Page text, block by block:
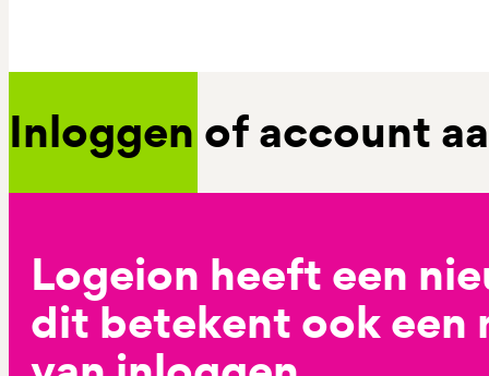
Inloggen of account
Logeion heeft een
dit betekent ook een